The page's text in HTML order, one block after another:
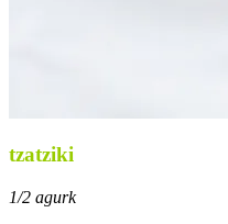
tzatziki
1/2 agurk